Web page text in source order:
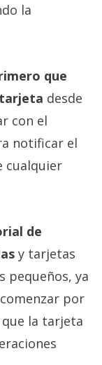
la
que
desde
con el
notificar el
cualquier
de
y tarjetas
pequeños, ya
por
la tarjeta